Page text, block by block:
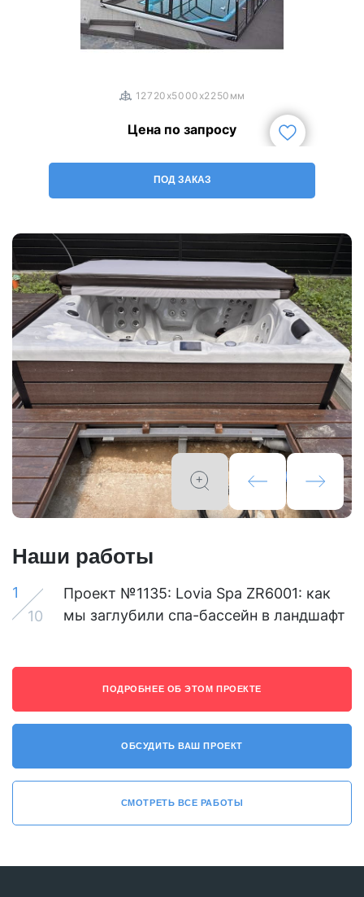
12720x5000x2250мм
Цена по запросу
ПОД ЗАКАЗ
Наши работы
1
10
Проект №1135: Lovia Spa ZR6001: как
мы заглубили спа-бассейн в ландшафт
ПОДРОБНЕЕ ОБ ЭТОМ ПРОЕКТЕ
ОБСУДИТЬ ВАШ ПРОЕКТ
СМОТРЕТЬ ВСЕ РАБОТЫ